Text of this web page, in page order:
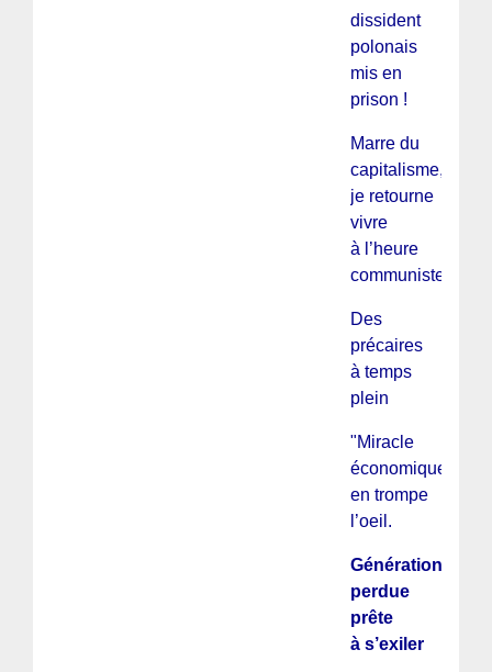
dissident
polonais
mis en
prison !
Marre du
capitalisme,
je retourne
vivre
à l’heure
communiste !
Des
précaires
à temps
plein
"Miracle
économique"
en trompe
l’oeil.
Génération
perdue
prête
à s’exiler